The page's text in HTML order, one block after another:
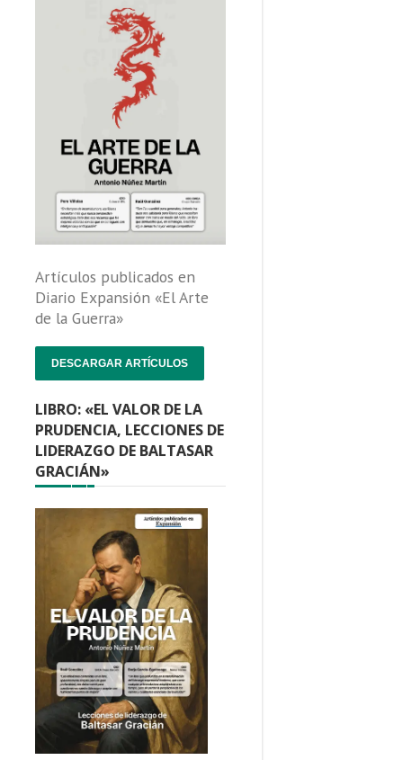
Artículos publicados en
Diario Expansión «El Arte
de la Guerra»
DESCARGAR ARTÍCULOS
LIBRO: «EL VALOR DE LA
PRUDENCIA, LECCIONES DE
LIDERAZGO DE BALTASAR
GRACIÁN»